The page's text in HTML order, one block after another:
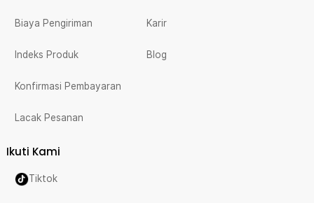
Biaya Pengiriman
Indeks Produk
Konfirmasi Pembayaran
Lacak Pesanan
Karir
Blog
Ikuti Kami
Tiktok